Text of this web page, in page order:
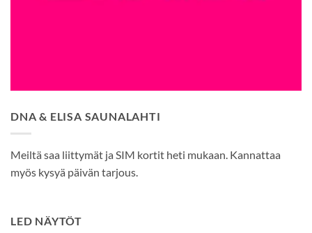
DNA & ELISA SAUNALAHTI
Meiltä saa liittymät ja SIM kortit heti mukaan. Kannattaa
myös kysyä päivän tarjous.
LED NÄYTÖT